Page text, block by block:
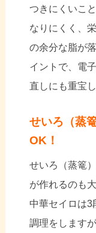
つきにくいこ
なりにくく、
の余分な脂が
イントで、電
直しにも重宝し
せいろ（蒸
OK！
せいろ（蒸篭
が作れるのも
中華セイロは3
調理をします